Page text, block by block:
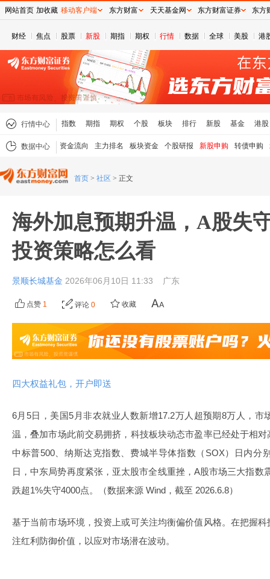
财经 焦点 股票 新股 期指 期权 行情 数据 全球 美股 港
行情中心 指数 期指 期权 个股 板块 排行 新股 基金 港股
数据中心 资金流向 主力排名 板块资金 个股研报 新股申购 转债申购
首页 > 社区 > 正文
海外加息预期升温，A股失
投资策略怎么看
景顺长城基金 2026年06月10日 11:33 广东
点赞 1 评论 0 收藏
四大权益礼包，开户即送
6月5日，美国5月非农就业人数新增17.2万人超预期8万人，市
温，叠加市场此前交易拥挤，科技板块动态市盈率已经处于相
中标普500、纳斯达克指数、费城半导体指数（SOX）日内分
日，中东局势再度紧张，亚太股市全线重挫，A股市场三大指数
跌超1%失守4000点。（数据来源 Wind，截至 2026.6.8）
基于当前市场环境，投资上或可关注均衡偏价值风格。在把握
注红利防御价值，以应对市场潜在波动。
网站首页 加收藏 移动客户端 东方财富 天天基金网 东方财富证券 东方